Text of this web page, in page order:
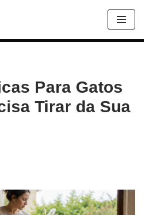
Para Gatos
Tirar da Sua